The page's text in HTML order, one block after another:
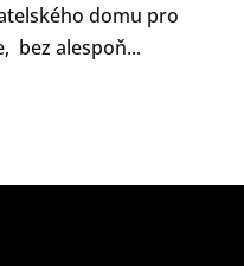
domu pro
bez alespoň...